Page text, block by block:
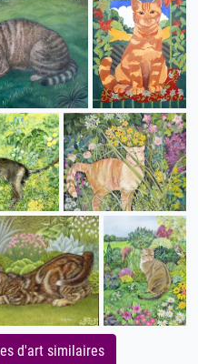
d'art similaires